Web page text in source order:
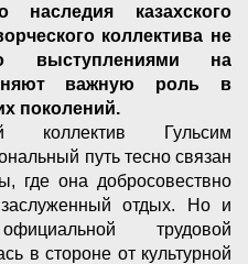
наследия казахского
коллектива не
выступлениями на
важную роль в
поколений.
коллектив Гульсим
путь тесно связан
где она добросовествно
отдых. Но и
трудовой
в стороне от культурной